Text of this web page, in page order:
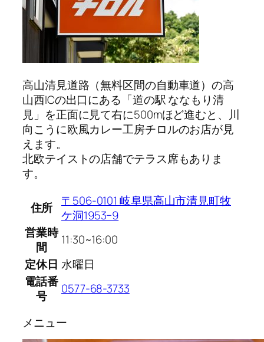
高山清見道路（無料区間の自動車道）の高
山西ICの出口にある「道の駅 ななもり清
見」を正面に見て右に500mほど進むと、川
向こうに欧風カレー工房チロルのお店が見
えます。
北欧テイストの店舗でテラス席もありま
す。
住所
〒506-0101 岐阜県高山市清見町牧
ケ洞1953−9
営業時
間
11:30~16:00
定休日 水曜日
電話番
号
0577-68-3733
メニュー